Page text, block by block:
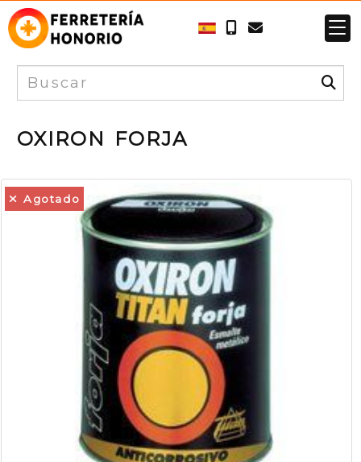
OXIRON FORJA
Agotado